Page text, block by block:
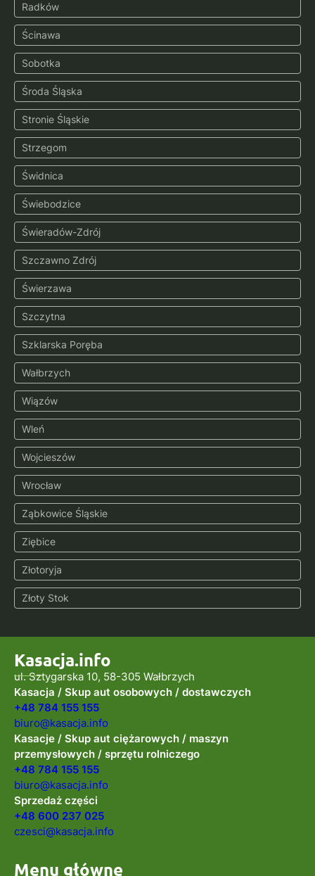
Radków
Ścinawa
Sobotka
Środa Śląska
Stronie Śląskie
Strzegom
Świdnica
Świebodzice
Świeradów-Zdrój
Szczawno Zdrój
Świerzawa
Szczytna
Szklarska Poręba
Wałbrzych
Wiązów
Wleń
Wojcieszów
Wrocław
Ząbkowice Śląskie
Ziębice
Złotoryja
Złoty Stok
Kasacja.info
ul. Sztygarska 10, 58-305 Wałbrzych
Kasacja / Skup aut osobowych / dostawczych
+48 784 155 155
biuro@kasacja.info
Kasacje / Skup aut ciężarowych / maszyn
przemysłowych / sprzętu rolniczego
+48 784 155 155
biuro@kasacja.info
Sprzedaż części
+48 600 237 025
czesci@kasacja.info
Menu główne